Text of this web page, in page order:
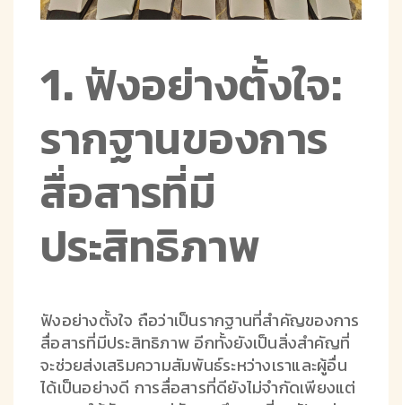
1. ฟังอย่างตั้งใจ:
รากฐานของการ
สื่อสารที่มี
ประสิทธิภาพ
ฟังอย่างตั้งใจ ถือว่าเป็นรากฐานที่สำคัญของการ
สื่อสารที่มีประสิทธิภาพ อีกทั้งยังเป็นสิ่งสำคัญที่
จะช่วยส่งเสริมความสัมพันธ์ระหว่างเราและผู้อื่น
ได้เป็นอย่างดี การสื่อสารที่ดียังไม่จำกัดเพียงแต่